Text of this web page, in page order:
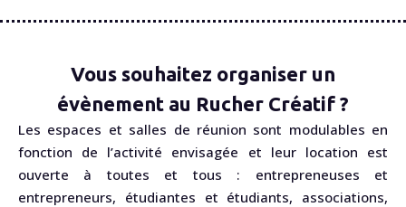
Vous souhaitez organiser un
évènement au Rucher Créatif ?
Les espaces et salles de réunion sont modulables en
fonction de l’activité envisagée et leur location est
ouverte à toutes et tous : entrepreneuses et
entrepreneurs, étudiantes et étudiants, associations,